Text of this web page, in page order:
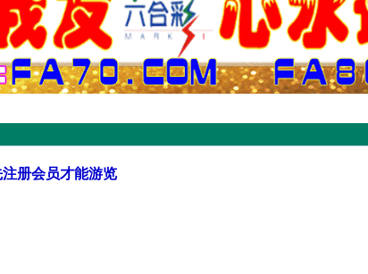
册会员才能游览